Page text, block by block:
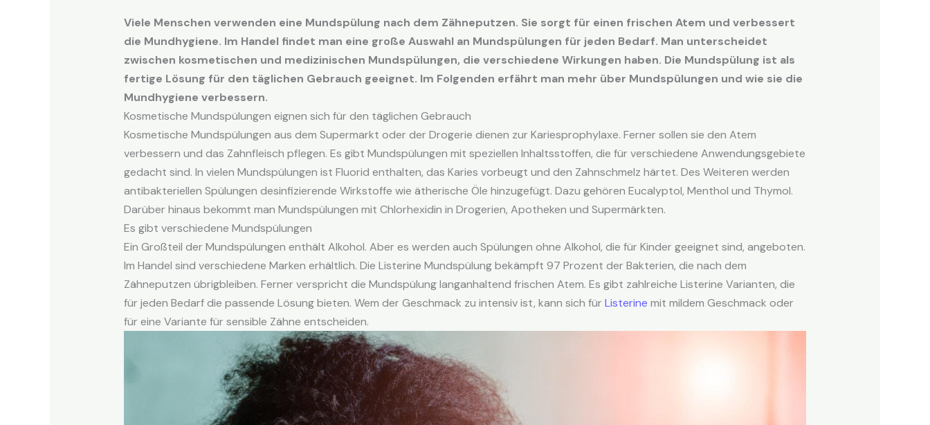
Viele Menschen verwenden eine Mundspülung nach dem Zähneputzen. Sie sorgt für einen frischen Atem und verbessert
die Mundhygiene. Im Handel findet man eine große Auswahl an Mundspülungen für jeden Bedarf. Man unterscheidet
zwischen kosmetischen und medizinischen Mundspülungen, die verschiedene Wirkungen haben. Die Mundspülung ist als
fertige Lösung für den täglichen Gebrauch geeignet. Im Folgenden erfährt man mehr über Mundspülungen und wie sie die
Mundhygiene verbessern.
Kosmetische Mundspülungen eignen sich für den täglichen Gebrauch
Kosmetische Mundspülungen aus dem Supermarkt oder der Drogerie dienen zur Kariesprophylaxe. Ferner sollen sie den Atem
verbessern und das Zahnfleisch pflegen. Es gibt Mundspülungen mit speziellen Inhaltsstoffen, die für verschiedene Anwendungsgebiete
gedacht sind. In vielen Mundspülungen ist Fluorid enthalten, das Karies vorbeugt und den Zahnschmelz härtet. Des Weiteren werden
antibakteriellen Spülungen desinfizierende Wirkstoffe wie ätherische Öle hinzugefügt. Dazu gehören Eucalyptol, Menthol und Thymol.
Darüber hinaus bekommt man Mundspülungen mit Chlorhexidin in Drogerien, Apotheken und Supermärkten.
Es gibt verschiedene Mundspülungen
Ein Großteil der Mundspülungen enthält Alkohol. Aber es werden auch Spülungen ohne Alkohol, die für Kinder geeignet sind, angeboten.
Im Handel sind verschiedene Marken erhältlich. Die Listerine Mundspülung bekämpft 97 Prozent der Bakterien, die nach dem
Zähneputzen übrigbleiben. Ferner verspricht die Mundspülung langanhaltend frischen Atem. Es gibt zahlreiche Listerine Varianten, die
für jeden Bedarf die passende Lösung bieten. Wem der Geschmack zu intensiv ist, kann sich fürListerine mit mildem Geschmack oder
für eine Variante für sensible Zähne entscheiden.